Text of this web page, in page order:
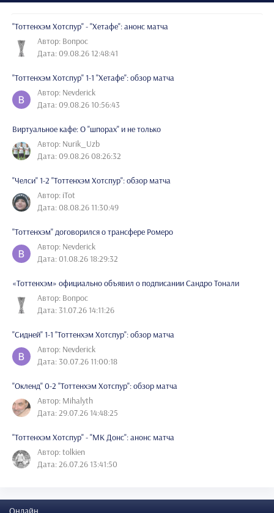
"Тоттенхэм Хотспур" - "Хетафе": анонс матча
Автор: Вопрос
Дата: 09.08.26 12:48:41
"Тоттенхэм Хотспур" 1-1 "Хетафе": обзор матча
Автор: Nevderick
Дата: 09.08.26 10:56:43
Виртуальное кафе: О "шпорах" и не только
Автор: Nurik_Uzb
Дата: 09.08.26 08:26:32
"Челси" 1-2 "Тоттенхэм Хотспур": обзор матча
Автор: iTot
Дата: 08.08.26 11:30:49
"Тоттенхэм" договорился о трансфере Ромеро
Автор: Nevderick
Дата: 01.08.26 18:29:32
«Тоттенхэм» официально объявил о подписании Сандро Тонали
Автор: Вопрос
Дата: 31.07.26 14:11:26
"Сидней" 1-1 "Тоттенхэм Хотспур": обзор матча
Автор: Nevderick
Дата: 30.07.26 11:00:18
"Окленд" 0-2 "Тоттенхэм Хотспур": обзор матча
Автор: Mihalyth
Дата: 29.07.26 14:48:25
"Тоттенхэм Хотспур" - "МК Донс": анонс матча
Автор: tolkien
Дата: 26.07.26 13:41:50